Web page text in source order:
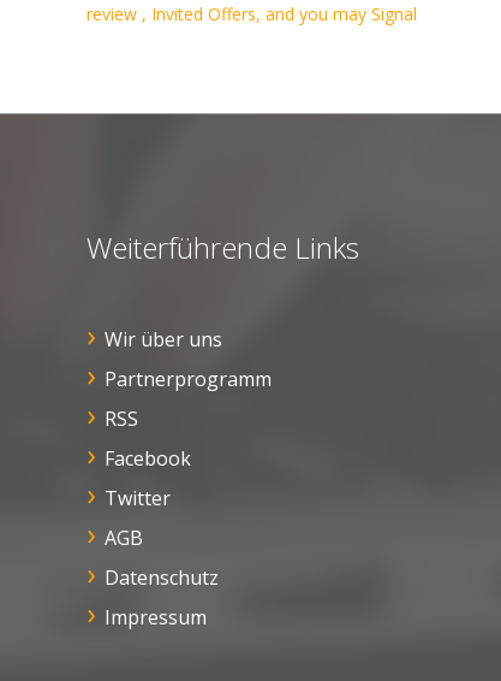
Navigation
review , Invited Offers, and you may Signal
Weiterführende Links
Wir über uns
Partnerprogramm
RSS
Facebook
Twitter
AGB
Datenschutz
Impressum